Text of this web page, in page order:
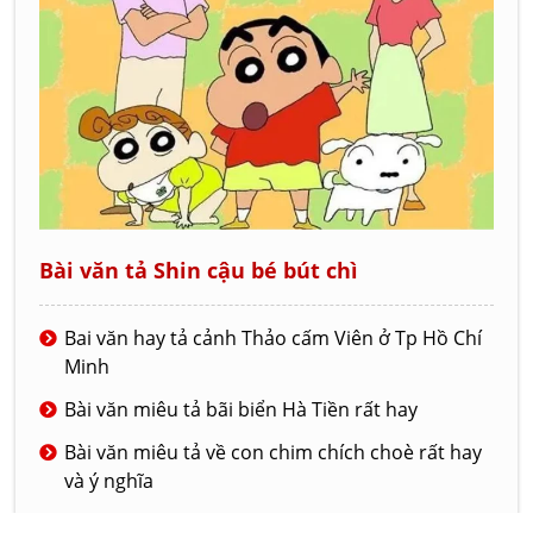
Bài văn tả Shin cậu bé bút chì
Bai văn hay tả cảnh Thảo cấm Viên ở Tp Hồ Chí
Minh
Bài văn miêu tả bãi biển Hà Tiền rất hay
Bài văn miêu tả về con chim chích choè rất hay
và ý nghĩa